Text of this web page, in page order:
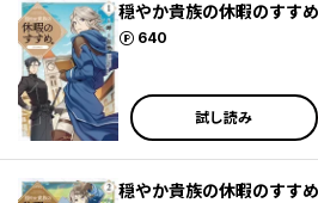
穏やか貴族の休暇のすす
640
ポイント
試し読み
穏やか貴族の休暇のすす